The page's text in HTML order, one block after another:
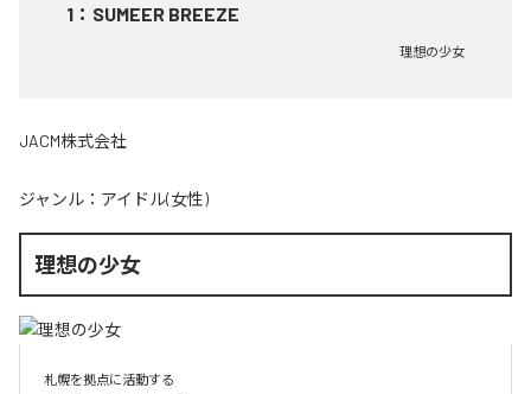
1 ： SUMEER BREEZE
理想の少女
JACM株式会社
ジャンル： アイドル(女性)
理想の少女
札幌を拠点に活動する